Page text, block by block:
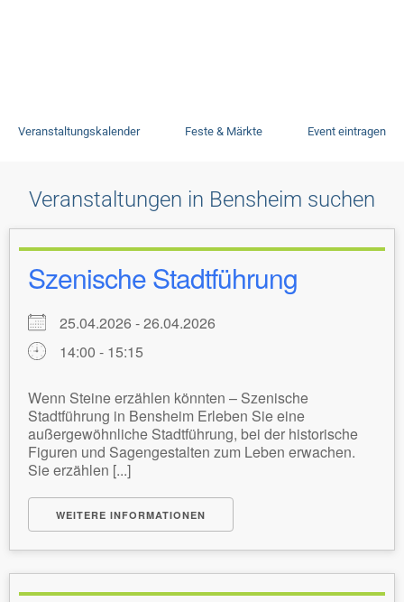
Veranstaltungskalender Feste & Märkte Event eintragen
Veranstaltungen in Bensheim suchen
Szenische Stadtführung
25.04.2026 - 26.04.2026
14:00 - 15:15
Wenn Steine erzählen könnten – Szenische
Stadtführung in Bensheim Erleben Sie eine
außergewöhnliche Stadtführung, bei der historische
Figuren und Sagengestalten zum Leben erwachen.
Sie erzählen [...]
WEITERE INFORMATIONEN